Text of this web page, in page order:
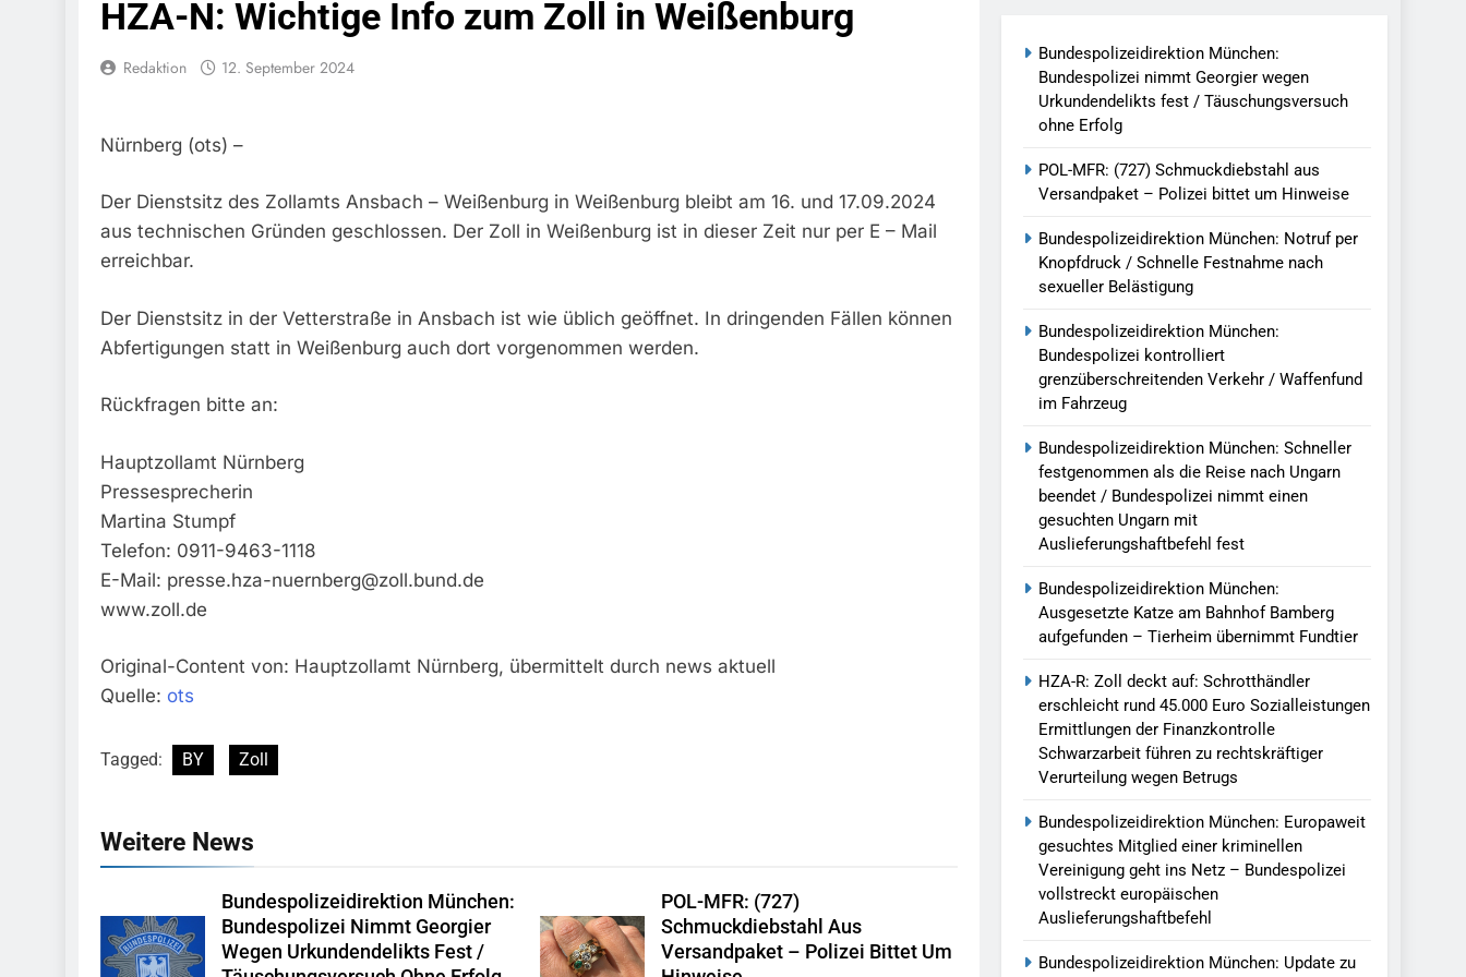
Bundespolizeidirektion München: Bundespolizei Kontrolliert Grenzüberschreitenden Verkehr / Waffenfund Im
Bundespolizeidirektion München: Schneller Festgenommen Als Die Reise Nach Ungarn Beendet / Bundespolizei Nimmt
Bundespolizeidirektion München: Ausgesetzte Katze Am Bahnhof Bamberg Aufgefunden – Tierheim Übernimmt
6. August 2026
HZA-R: Zoll Deckt Auf: Schrotthändler Erschleicht Rund 45.000 Euro Sozialleistungen Ermittlungen Der Finanzkontrolle
Bundespolizeidirektion München: Europaweit Gesuchtes Mitglied Einer Kriminellen Vereinigung Geht Ins Netz –
Bundespolizei Vollstreckt Europäischen Auslieferungshaftbefehl
6. August 2026
Bundespolizeidirektion München: Update Zu Den Einsatzmaßnahmen Der Bundespolizei In Saarbrücken
Bundespolizeidirektion München: Beinahekollision An Bahnübergang In Aubing / Bundespolizei Ermittelt Wegen
HZA-N: Wichtige Info zum Zoll in Weißenburg
Redaktion 12. September 2024
Nürnberg (ots) –
Der Dienstsitz des Zollamts Ansbach – Weißenburg in Weißenburg bleibt am 16. und 17.09.2024
aus technischen Gründen geschlossen. Der Zoll in Weißenburg ist in dieser Zeit nur per E – Mail
erreichbar.
Der Dienstsitz in der Vetterstraße in Ansbach ist wie üblich geöffnet. In dringenden Fällen können
Abfertigungen statt in Weißenburg auch dort vorgenommen werden.
Rückfragen bitte an:
Hauptzollamt Nürnberg
Pressesprecherin
Martina Stumpf
Telefon: 0911-9463-1118
E-Mail: presse.hza-nuernberg@zoll.bund.de
www.zoll.de
Original-Content von: Hauptzollamt Nürnberg, übermittelt durch news aktuell
Quelle: ots
Tagged: BY Zoll
Weitere News
Bundespolizeidirektion München:
Bundespolizei Nimmt Georgier
Wegen Urkundendelikts Fest /
POL-MFR: (727)
Schmuckdiebstahl Aus
Versandpaket – Polizei Bittet Um
Bundespolizeidirektion München:
Bundespolizei nimmt Georgier wegen
Urkundendelikts fest / Täuschungsversuch
ohne Erfolg
POL-MFR: (727) Schmuckdiebstahl aus
Versandpaket – Polizei bittet um Hinweise
Bundespolizeidirektion München: Notruf per
Knopfdruck / Schnelle Festnahme nach
sexueller Belästigung
Bundespolizeidirektion München:
Bundespolizei kontrolliert
grenzüberschreitenden Verkehr / Waffenfund
im Fahrzeug
Bundespolizeidirektion München: Schneller
festgenommen als die Reise nach Ungarn
beendet / Bundespolizei nimmt einen
gesuchten Ungarn mit
Auslieferungshaftbefehl fest
Bundespolizeidirektion München:
Ausgesetzte Katze am Bahnhof Bamberg
aufgefunden – Tierheim übernimmt Fundtier
HZA-R: Zoll deckt auf: Schrotthändler
erschleicht rund 45.000 Euro Sozialleistungen
Ermittlungen der Finanzkontrolle
Schwarzarbeit führen zu rechtskräftiger
Verurteilung wegen Betrugs
Bundespolizeidirektion München: Europaweit
gesuchtes Mitglied einer kriminellen
Vereinigung geht ins Netz – Bundespolizei
vollstreckt europäischen
Auslieferungshaftbefehl
Bundespolizeidirektion München: Update zu